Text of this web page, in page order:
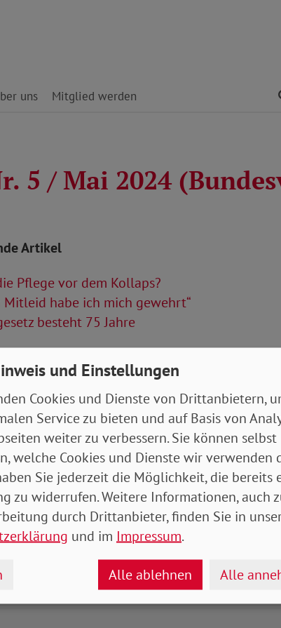
uns Mitglied werden
5 / Mai 2024
Artikel
Pflege vor dem Kollaps?
Mitleid habe ich mich gewehrt“
besteht 75 Jahre
Mai 2024 (Bundesverband)- 8 MB
und Einstellungen
Cookies und Dienste von Drittanbietern,
Service zu bieten und auf Basis von
weiter zu verbessern. Sie können selbst
welche Cookies und Dienste wir verwenden
Sie jederzeit die Möglichkeit, die bereits
zu widerrufen. Weitere Informationen, auch
durch Drittanbieter, finden Sie in
und im Impressum.
Alle ablehnen Alle